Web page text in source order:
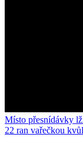
Místo přesnídávky
22 ran vařečkou